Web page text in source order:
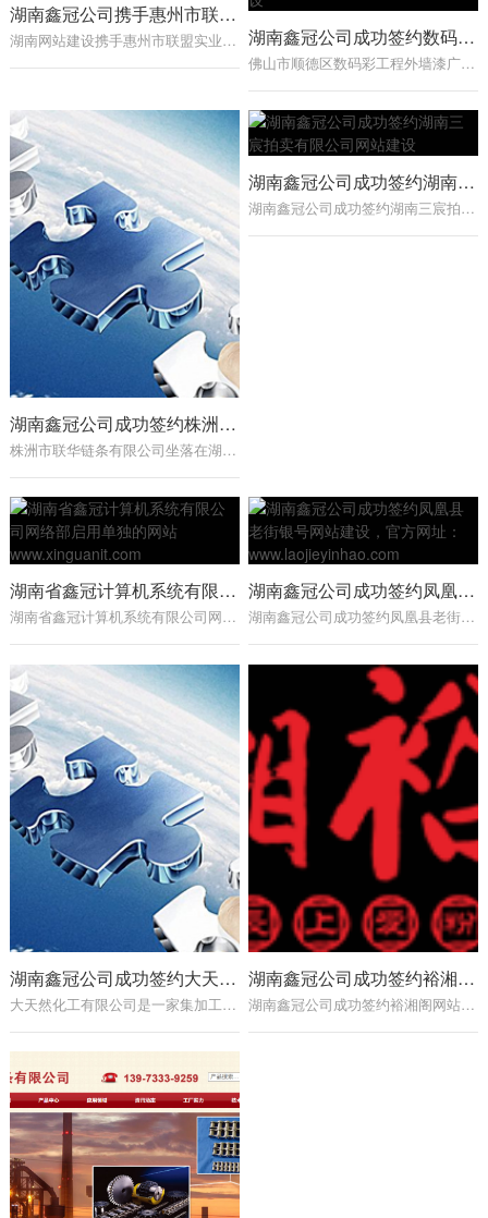
湖南鑫冠公司携手惠州市联盟实业有限公司打造环球农商网
湖南网站建设携手惠州市联盟实业有限公司打造环球农商网，惠州市联盟实业有限公司是广东地区新兴的集软件开发、计算机系统集成、网络工程、广告设计、服务器托管、网站建设、动画制作和计算机硬件销售等为一体的综合性企业。公司网址为：http://www.hzlmsy.com。环球农商…... 湖南鑫冠公司成功签约数码彩工程外墙漆广西销售分公司网站建设
佛山市顺德区数码彩工程外墙漆广西销售分公司成立于2000年，位于广东顺德，是集“铜墙铁壁”防水型外墙漆、真石漆、地坪漆、岩片漆、多彩漆等建筑涂料，内外墙环保乳胶漆，家装木器漆和家具漆等产品为一体的研发、生产和销售的现代化企业。数码彩十分注重产品的研发和技术…...
湖南鑫冠公司成功签约株洲市联华链条有限公司网站建设
株洲市联华链条有限公司坐落在湖南省长株谭两型示范区—株洲市高新区。是一家专业制造链条，链轮，和各种输送设备的厂家。本公司主要生产各种规格的标准和非标准输送链条、造纸及人造板设备输送链条、高强度矿山设备链条、制糖设备输送链条、岩棉及保温材料设备输送链条、…...
湖南鑫冠公司成功签约湖南三宸拍卖有限公司网站建设
湖南鑫冠公司成功签约湖南三宸拍卖有限公司网站建设,开创湖南地区拍卖公司客户第一单。湖南三宸拍卖有限公司成立于2008年6月27日，已通过省工商局省商务厅批准，位于株洲市芦淞区建设南路家润多广场1栋1402号。注册资金200万元，拥有3180平方米的办公室及室内外拍卖场地，大小…...
湖南省鑫冠计算机系统有限公司网络部启用单独的网站www.xinguanit.com
湖南省鑫冠计算机系统有限公司网络部因为业务发展需要，为了更好服务客户，启用单独的网站：www.xinguanit.com进行网络营销一站式服务，请新老客户相互转告，前往访问，洽谈业务，谢谢！...
湖南鑫冠公司成功签约凤凰县老街银号网站建设，官方网址：www.laojieyinhao.com
湖南鑫冠公司成功签约凤凰县老街银号网站建设，老街银号官方网址：http://www.laojieyinhao.com/老街银号是一家祖传六代的老银号,现任店主在传统祖技的基础上,并融入现代加工技术,用999银、925银加成手鐲、项链、酒杯以及各种银器艺术品。现已发展成加工、研究、批发、零售于…...
湖南鑫冠公司成功签约大天然化工有限公司网站建设
大天然化工有限公司是一家集加工，外贸，提供技术解决方案于一体的技工贸型企业，由香港张凯化学与山东生冉化工造粒厂共同建立，公司之前专注于化工产品造粒加工生产十多年，后来由刘凌凌硕士引入先进的环球营销代理模式，充份利用在行业内积累的优秀资源对全球的合作伙伴…...
湖南鑫冠公司成功签约裕湘阁网站建设
湖南鑫冠公司成功签约裕湘阁网站建设...